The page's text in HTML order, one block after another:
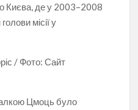
Києва, де у 2003–2008
місії у
/ Фото: Сайт
Цмоць було